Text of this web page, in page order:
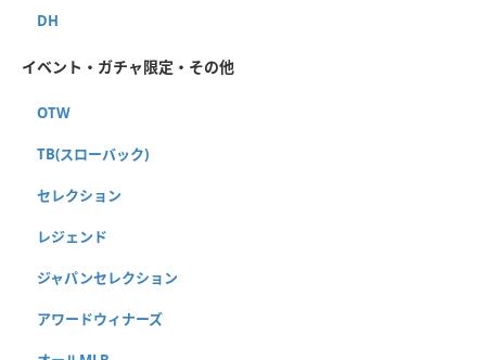
DH
イベント・ガチャ限定・その他
OTW
TB(スローバック)
セレクション
レジェンド
ジャパンセレクション
アワードウィナーズ